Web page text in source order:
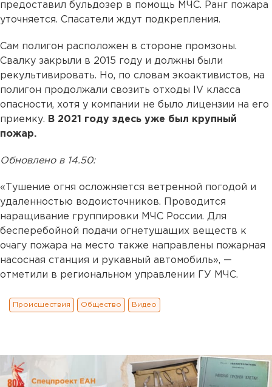
предоставил бульдозер в помощь МЧС. Ранг пожара
уточняется. Спасатели ждут подкрепления.
Сам полигон расположен в стороне промзоны.
Свалку закрыли в 2015 году и должны были
рекультивировать. Но, по словам экоактивистов, на
полигон продолжали свозить отходы IV класса
опасности, хотя у компании не было лицензии на его
приемку. В 2021 году здесь уже был крупный
пожар.
Обновлено в 14.50:
«Тушение огня осложняется ветренной погодой и
удаленностью водоисточников. Проводится
наращивание группировки МЧС России. Для
бесперебойной подачи огнетушащих веществ к
очагу пожара на место также направлены пожарная
насосная станция и рукавный автомобиль», —
отметили в региональном управлении ГУ МЧС.
Происшествия Общество Видео